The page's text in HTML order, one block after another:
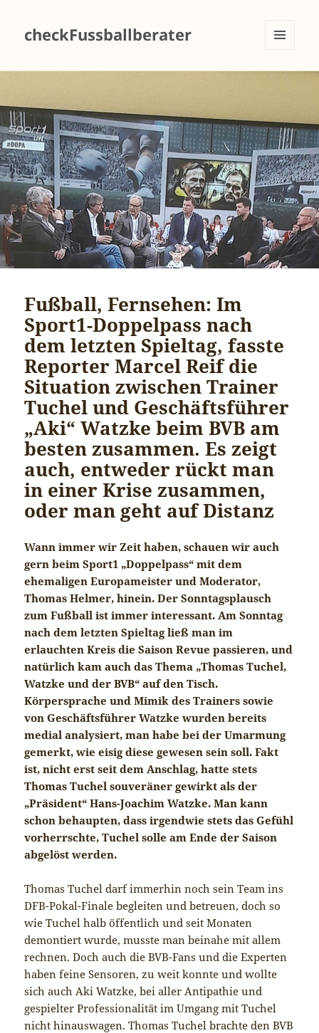
checkFussballberater
UND
Fußball, Fernsehen: Im
Sport1-Doppelpass nach
dem letzten Spieltag, fasste
Reporter Marcel Reif die
Situation zwischen Trainer
Tuchel und Geschäftsführer
„Aki“ Watzke beim BVB am
besten zusammen. Es zeigt
auch, entweder rückt man
in einer Krise zusammen,
oder man geht auf Distanz
Wann immer wir Zeit haben, schauen wir auch
gern beim Sport1 „Doppelpass“ mit dem
ehemaligen Europameister und Moderator,
Thomas Helmer, hinein. Der Sonntagsplausch
zum Fußball ist immer interessant. Am Sonntag
nach dem letzten Spieltag ließ man im
erlauchten Kreis die Saison Revue passieren, und
natürlich kam auch das Thema „Thomas Tuchel,
Watzke und der BVB“ auf den Tisch.
Körpersprache und Mimik des Trainers sowie
von Geschäftsführer Watzke wurden bereits
medial analysiert, man habe bei der Umarmung
gemerkt, wie eisig diese gewesen sein soll. Fakt
ist, nicht erst seit dem Anschlag, hatte stets
Thomas Tuchel souveräner gewirkt als der
„Präsident“ Hans-Joachim Watzke. Man kann
schon behaupten, dass irgendwie stets das Gefühl
vorherrschte, Tuchel solle am Ende der Saison
abgelöst werden.
Thomas Tuchel darf immerhin noch sein Team ins
DFB-Pokal-Finale begleiten und betreuen, doch so
wie Tuchel halb öffentlich und seit Monaten
demontiert wurde, musste man beinahe mit allem
rechnen. Doch auch die BVB-Fans und die Experten
haben feine Sensoren, zu weit konnte und wollte
sich auch Aki Watzke, bei aller Antipathie und
gespielter Professionalität im Umgang mit Tuchel
nicht hinauswagen. Thomas Tuchel brachte den BVB